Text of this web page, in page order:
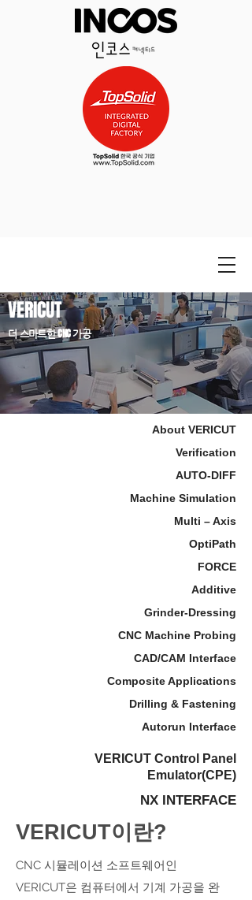
VERICUT
더 스마트한CNC가공
About VERICUT
Verification
AUTO-DIFF
Machine Simulation
Multi – Axis
OptiPath
FORCE
Additive
Grinder-Dressing
CNC Machine Probing
CAD/CAM Interface
Composite Applications
Drilling & Fastening
Autorun Interface
VERICUT Control Panel
Emulator(CPE)
NX INTERFACE
​VERICUT이란?
CNC 시뮬레이션 소프트웨어인
VERICUT은 컴퓨터에서 기계 가공을 완